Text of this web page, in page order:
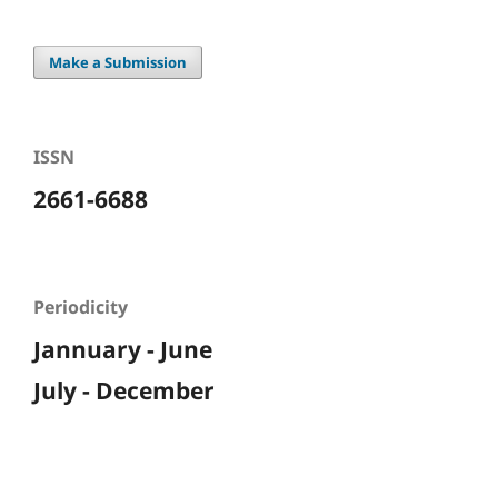
Make a Submission
ISSN
2661-6688
Periodicity
Jannuary - June
July - December